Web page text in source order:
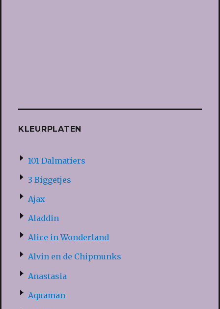
KLEURPLATEN
101 Dalmatiers
3 Biggetjes
Ajax
Aladdin
Alice in Wonderland
Alvin en de Chipmunks
Anastasia
Aquaman